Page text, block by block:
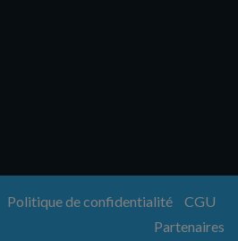
Politique de confidentialité
CGU
Partenaires